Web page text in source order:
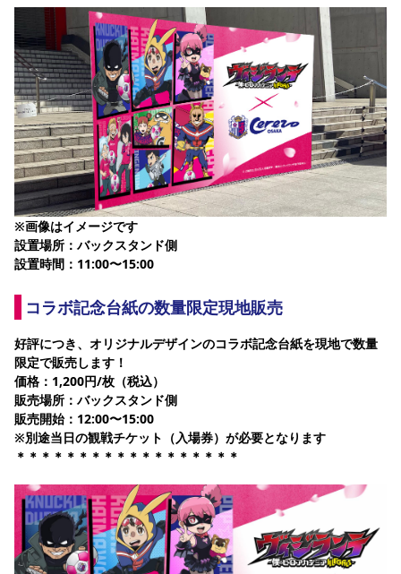
よくある質問
よくある質問
関連団体/施設
長居公園 セレッソフットサルパーク
セレッソフットサルパーク長居
セレッソスポーツパーク舞洲 YANMAR HANASAKA STADIUM
セレッソ大阪アカデミー 子供のサッカースクール
大人のサッカースクール その他スポーツクラブ
※画像はイメージです
設置場所：バックスタンド側
設置時間：11:00〜15:00
コラボ記念台紙の数量限定現地販売
好評につき、オリジナルデザインのコラボ記念台紙を現地で数量
限定で販売します！
価格：1,200円/枚（税込）
販売場所：バックスタンド側
販売開始：12:00〜15:00
※別途当日の観戦チケット（入場券）が必要となります
＊＊＊＊＊＊＊＊＊＊＊＊＊＊＊＊＊＊